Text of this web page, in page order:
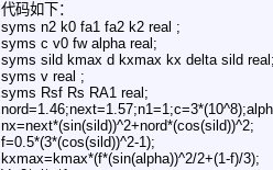
代码如下：
syms n2 k0 fa1 fa2 k2 real ;
syms c v0 fw alpha real;
syms sild kmax d kxmax kx delta sild real;
syms v real ;
syms Rsf Rs RA1 real;
nx=next*(sin(sild))^2+nord*(cos(sild))^2;
f=0.5*(3*(cos(sild))^2-1);
kxmax=kmax*(f*(sin(alpha))^2/2+(1-f)/3);